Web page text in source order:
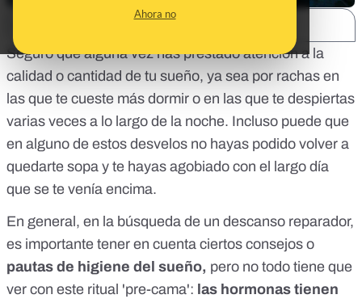
Ahora no
Seguro que alguna vez has prestado atención a la
calidad o cantidad de tu sueño, ya sea por rachas en
las que te cueste más dormir o en las que te despiertas
varias veces a lo largo de la noche. Incluso puede que
en alguno de estos desvelos no hayas podido volver a
quedarte sopa y te hayas agobiado con el largo día
que se te venía encima.
En general, en la búsqueda de un descanso reparador,
es importante tener en cuenta ciertos consejos o
pautas de higiene del sueño, pero no todo tiene que
ver con este ritual 'pre-cama': las hormonas tienen